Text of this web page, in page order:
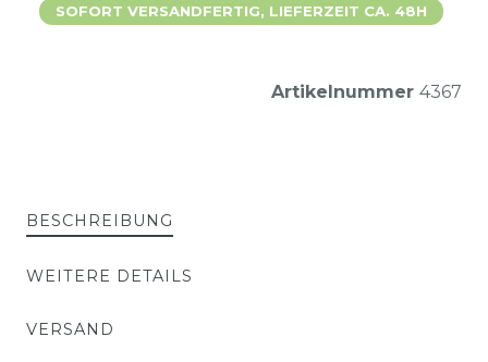
SOFORT VERSANDFERTIG, LIEFERZEIT CA. 48H
Artikelnummer 4367
BESCHREIBUNG
WEITERE DETAILS
VERSAND